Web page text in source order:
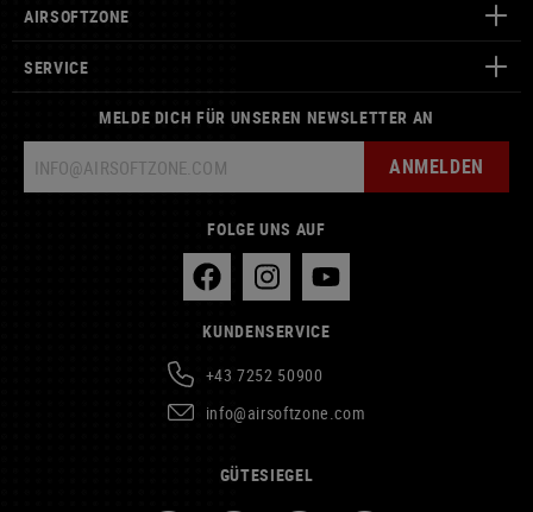
AIRSOFTZONE
SERVICE
MELDE DICH FÜR UNSEREN NEWSLETTER AN
ANMELDEN
FOLGE UNS AUF
KUNDENSERVICE
+43 7252 50900
info@airsoftzone.com
GÜTESIEGEL